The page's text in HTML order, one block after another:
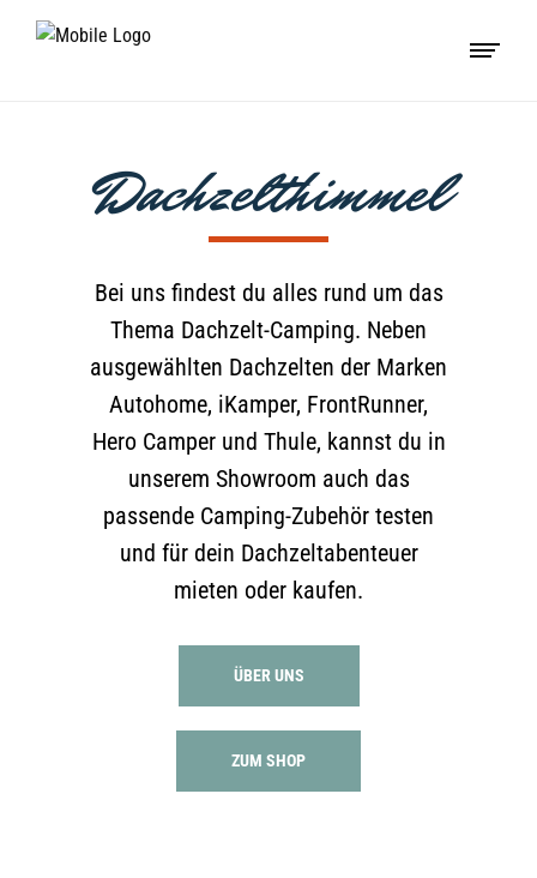
Dachzelthimmel
Bei uns findest du alles rund um das
Thema Dachzelt-Camping. Neben
ausgewählten Dachzelten der Marken
Autohome, iKamper, FrontRunner,
Hero Camper und Thule, kannst du in
unserem Showroom auch das
passende Camping-Zubehör testen
und für dein Dachzeltabenteuer
mieten oder kaufen.
ÜBER UNS
ZUM SHOP